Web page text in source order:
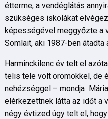
étterme, a vendéglátás
szükséges iskolákat
képességével meggyőzte a
Somlait, aki 1987-ben átadta
Harminckilenc év telt el
telis tele volt örömökkel, de
nehézséggel – mondja
elérkezettnek látta az időt a
négy évtized úgy telt el,